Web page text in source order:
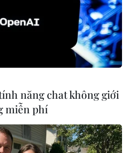
trao tặng Danh hiệu Anh hùng lực
năng chat không giới
miễn phí